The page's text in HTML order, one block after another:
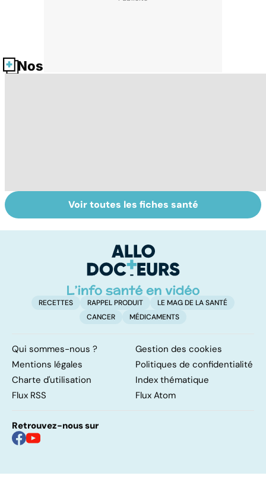
Nos fiches santé
Accro au sucre ?
Morphine : sois
sage ô ma
Voir toutes les fiches santé
RECETTES RAPPEL PRODUIT
LE MAG DE LA SANTÉ
CANCER
MÉDICAMENTS
Qui sommes-nous ?
Gestion des cookies
Mentions légales
Politiques de confidentialité
Charte d'utilisation
Index thématique
Flux RSS
Flux Atom
Retrouvez-nous sur